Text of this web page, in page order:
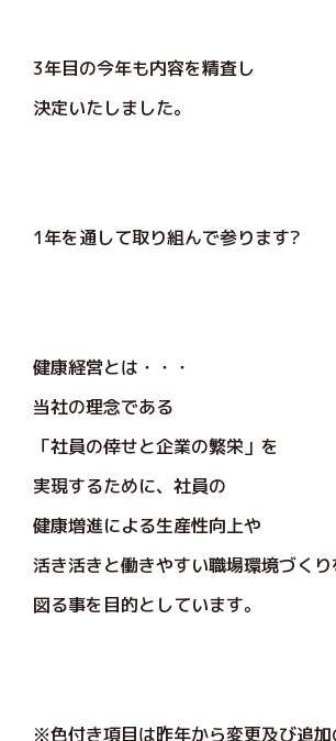
3年目の今年も内容を精査し
決定いたしました。
1年を通して取り組んで参ります?
健康経営とは・・・
当社の理念である
「社員の倖せと企業の繁栄」を
実現するために、社員の
健康増進による生産性向上や
活き活きと働きやすい職場環境づくり
図る事を目的としています。
※色付き項目は昨年から変更及び追加